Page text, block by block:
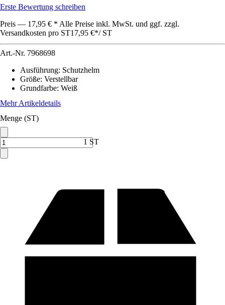
Erste Bewertung schreiben
Preis — 17,95 € * Alle Preise inkl. MwSt. und ggf. zzgl.
Versandkosten pro ST17,95 €*/ ST
Art.-Nr. 7968698
Ausführung: Schutzhelm
Größe: Verstellbar
Grundfarbe: Weiß
Mehr Artikeldetails
Menge (ST)
1 ST